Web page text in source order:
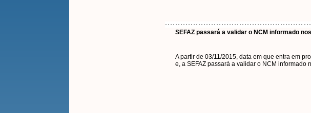
SEFAZ passará a validar o NCM informado
A partir de 03/11/2015, data em que entra em
e, a SEFAZ passará a validar o NCM informado